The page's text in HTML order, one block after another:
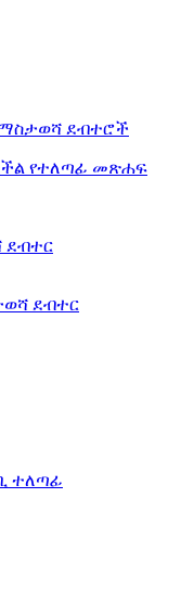
ደብተሮች
የተለጣፊ መጽሐፍ
ደብተር
ደብተር
ተለጣፊ